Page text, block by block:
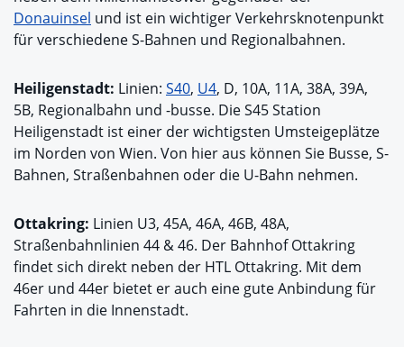
Donauinsel und ist ein wichtiger Verkehrsknotenpunkt
für verschiedene S-Bahnen und Regionalbahnen.
Heiligenstadt: Linien: S40, U4, D, 10A, 11A, 38A, 39A,
5B, Regionalbahn und -busse. Die S45 Station
Heiligenstadt ist einer der wichtigsten Umsteigeplätze
im Norden von Wien. Von hier aus können Sie Busse, S-
Bahnen, Straßenbahnen oder die U-Bahn nehmen.
Ottakring: Linien U3, 45A, 46A, 46B, 48A,
Straßenbahnlinien 44 & 46. Der Bahnhof Ottakring
findet sich direkt neben der HTL Ottakring. Mit dem
46er und 44er bietet er auch eine gute Anbindung für
Fahrten in die Innenstadt.